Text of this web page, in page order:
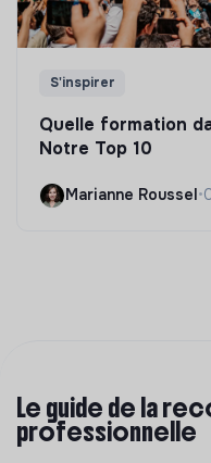
S'inspirer
Quelle formation
Notre Top 10
Marianne Roussel•
Le guide de la
professionnelle